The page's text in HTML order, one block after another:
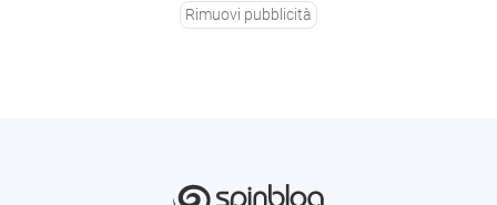
Rimuovi pubblicità